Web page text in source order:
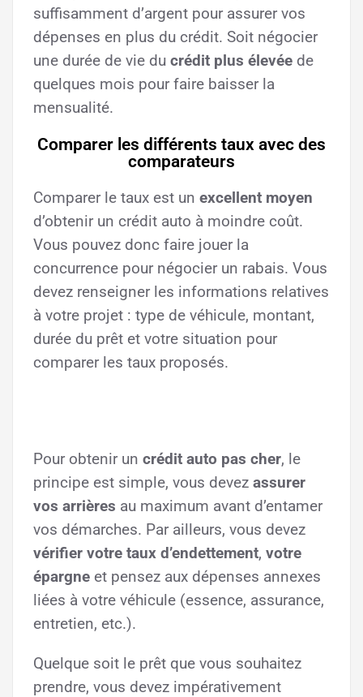
suffisamment d’argent pour assurer vos
dépenses en plus du crédit. Soit négocier
une durée de vie du crédit plus élevée de
quelques mois pour faire baisser la
mensualité.
Comparer les différents taux avec des
comparateurs
Comparer le taux est un excellent moyen
d’obtenir un crédit auto à moindre coût.
Vous pouvez donc faire jouer la
concurrence pour négocier un rabais. Vous
devez renseigner les informations relatives
à votre projet : type de véhicule, montant,
durée du prêt et votre situation pour
comparer les taux proposés.
Pour obtenir un crédit auto pas cher, le
principe est simple, vous devez assurer
vos arrières au maximum avant d’entamer
vos démarches. Par ailleurs, vous devez
vérifier votre taux d’endettement, votre
épargne et pensez aux dépenses annexes
liées à votre véhicule (essence, assurance,
entretien, etc.).
Quelque soit le prêt que vous souhaitez
prendre, vous devez impérativement